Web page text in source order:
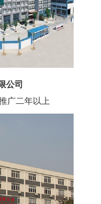
公司
广二年以上